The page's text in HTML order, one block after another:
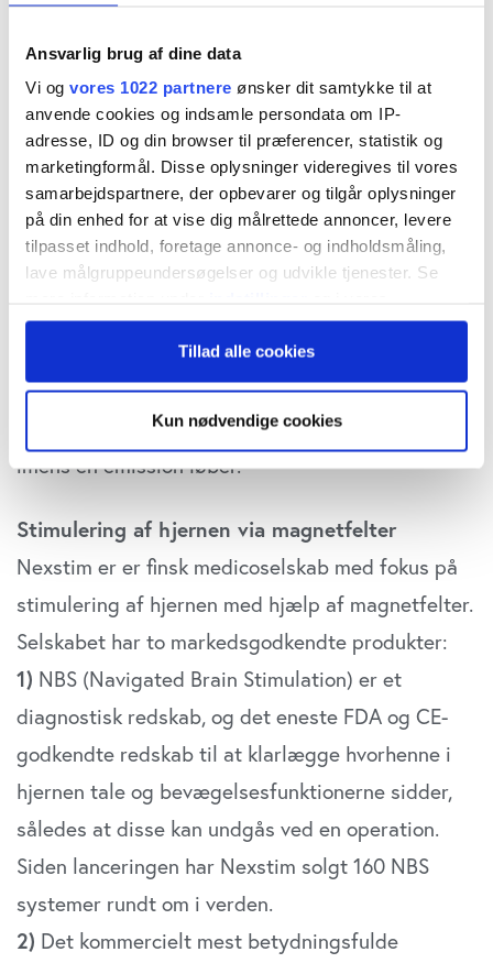
Ansvarlig brug af dine data
Vi og vores 1022 partnere ønsker dit samtykke til at
anvende cookies og indsamle persondata om IP-
adresse, ID og din browser til præferencer, statistik og
marketingformål. Disse oplysninger videregives til vores
samarbejdspartnere, der opbevarer og tilgår oplysninger
på din enhed for at vise dig målrettede annoncer, levere
tilpasset indhold, foretage annonce- og indholdsmåling,
lave målgruppeundersøgelser og udvikle tjenester. Se
persondatapolitik. Du kan altid trække dit samtykke
tilbage eller ændre indstillinger fra vores
"Cookiedeklaration", eller ved at trykke på "Privacy
Hvis du tillader det, vil vi også gerne:
Identificere din enhed baseret på en scanning af
dens unikke karakteristika (fingerprinting)
Dine valg anvendes på hele websitet.
Vi bruger cookies til at tilpasse vores indhold og
annoncer, til at vise dig funktioner til sociale medier og til
din brug af vores website med vores partnere inden for
sociale medier, annonceringspartnere og
analysepartnere. Vores partnere kan kombinere disse
data med andre oplysninger, du har givet dem, eller som
de har indsamlet fra din brug af deres tjenester. Du
samtykker til vores cookies, hvis du fortsætter med at
Tillad alle cookies
Kun nødvendige cookies
fortegningsemission, der kraftigt udvander
eksisterende aktionærer. Men vi ser lys for enden
af tunnelen, da selskabet har fået en løfterig start
på kommercialiseringen af sit nye produkt imod
depression. Vi anser Nexstim for at have et bedre
produkt end konkurrenterne, hvilket sammen med
stærk markedsvækst, ny vækstkapital fra
emissionen og en markant underværdiansættelse
får aktien til at se endog meget interessant ud på
sigt. På kort sigt vælger vi dog at afvente
udfaldet af emissionen, da man som aktionær
sjældent bliver belønnet med kursstigninger
imens en emission løber.
Stimulering af hjernen via magnetfelter
Nexstim er er finsk medicoselskab med fokus på
stimulering af hjernen med hjælp af magnetfelter.
Selskabet har to markedsgodkendte produkter:
1) NBS (Navigated Brain Stimulation) er et
diagnostisk redskab, og det eneste FDA og CE-
godkendte redskab til at klarlægge hvorhenne i
hjernen tale og bevægelsesfunktionerne sidder,
således at disse kan undgås ved en operation.
Siden lanceringen har Nexstim solgt 160 NBS
systemer rundt om i verden.
2) Det kommercielt mest betydningsfulde